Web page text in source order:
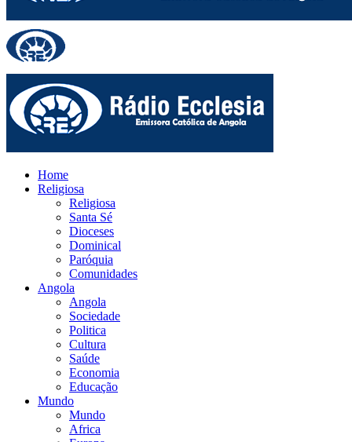
Home
Religiosa
Religiosa
Santa Sé
Dioceses
Dominical
Paróquia
Comunidades
Angola
Angola
Sociedade
Politica
Cultura
Saúde
Economia
Educação
Mundo
Mundo
Africa